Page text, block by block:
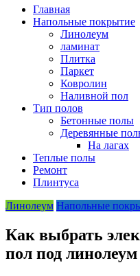
Главная
Напольные покрытие
Линолеум
ламинат
Плитка
Паркет
Ковролин
Наливной пол
Тип полов
Бетонные полы
Деревянные
На лагах
Теплые полы
Ремонт
Плинтуса
Линолеум Напольные
Как выбрать
пол под линолеум